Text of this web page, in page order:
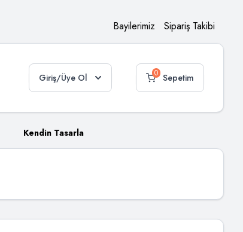
Bayilerimiz Sipariş Takibi
Giriş/Üye Ol 0 Sepetim
Kendin Tasarla